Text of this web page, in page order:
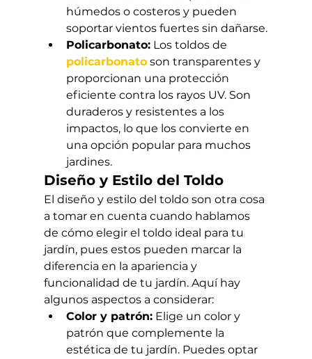
húmedos o costeros y pueden
soportar vientos fuertes sin dañarse.
Policarbonato: Los toldos de
policarbonato son transparentes y
proporcionan una protección
eficiente contra los rayos UV. Son
duraderos y resistentes a los
impactos, lo que los convierte en
una opción popular para muchos
jardines.
Diseño y Estilo del Toldo
El diseño y estilo del toldo son otra cosa
a tomar en cuenta cuando hablamos
de cómo elegir el toldo ideal para tu
jardín, pues estos pueden marcar la
diferencia en la apariencia y
funcionalidad de tu jardín. Aquí hay
algunos aspectos a considerar:
Color y patrón: Elige un color y
patrón que complemente la
estética de tu jardín. Puedes optar